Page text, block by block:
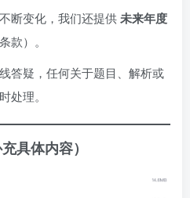
断变化，我们还提供未来年度
款）。
答疑，任何关于题目、解析或
处理。
具体内容）